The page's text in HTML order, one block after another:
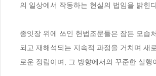
의 일상에서 작동하는 현실의 법임을 밝힌
종잇장 위에 쓰인 헌법조문들은 잠든 모습
되고 재해석되는 지속적 과정을 거치며
로운 정립이며, 그 방향에서의 꾸준한 실행